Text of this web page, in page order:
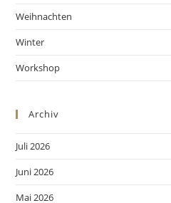
Weihnachten
Winter
Workshop
Archiv
Juli 2026
Juni 2026
Mai 2026